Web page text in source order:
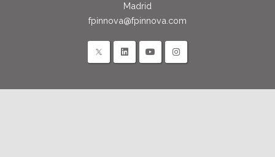
Madrid
fpinnova@fpinnova.com